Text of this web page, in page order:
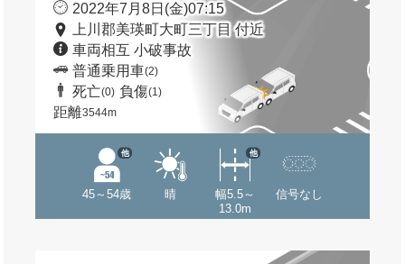
2022年7月8日(金)07:15
上川郡美瑛町大町三丁目 付近
車両相互 小破事故
普通乗用車(2)
死亡(0) 負傷(1)
距離3544m
45～54歳
他
晴
幅5.5～
13.0m
他
信号なし